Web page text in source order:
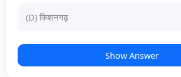
(D) किशनगढ़
Show Answer